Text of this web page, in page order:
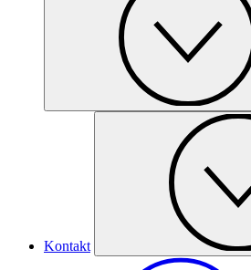
Kontakt